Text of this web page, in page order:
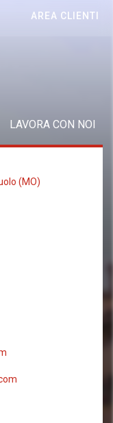
AREA CLIENTI
LAVORA CON NOI
(MO)